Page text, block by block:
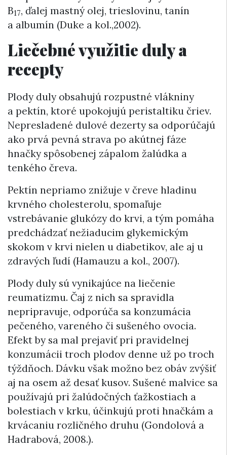
B17, ďalej mastný olej, trieslovinu, tanín
a albumín (Duke a kol.,2002).
Liečebné využitie duly a
recepty
Plody duly obsahujú rozpustné vlákniny
a pektín, ktoré upokojujú peristaltiku čriev.
Nepresladené dulové dezerty sa odporúčajú
ako prvá pevná strava po akútnej fáze
hnačky spôsobenej zápalom žalúdka a
tenkého čreva.
Pektín nepriamo znižuje v čreve hladinu
krvného cholesterolu, spomaľuje
vstrebávanie glukózy do krvi, a tým pomáha
predchádzať nežiaducim glykemickým
skokom v krvi nielen u diabetikov, ale aj u
zdravých ľudí (Hamauzu a kol., 2007).
Plody duly sú vynikajúce na liečenie
reumatizmu. Čaj z nich sa spravidla
nepripravuje, odporúča sa konzumácia
pečeného, vareného či sušeného ovocia.
Efekt by sa mal prejaviť pri pravidelnej
konzumácii troch plodov denne už po troch
týždňoch. Dávku však možno bez obáv zvýšiť
aj na osem až desať kusov. Sušené malvice sa
používajú pri žalúdočných ťažkostiach a
bolestiach v krku, účinkujú proti hnačkám a
krvácaniu rozličného druhu (Gondolová a
Hadrabová, 2008.).